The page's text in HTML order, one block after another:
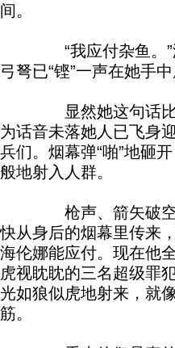
间。
“我应付杂鱼。”海
弓弩已“铿”一声在她手
显然她这句话比起
为话音未落她人已飞身
兵们。烟幕弹“啪”地砸
般地射入人群。
枪声、箭矢破空声
快从身后的烟幕里传来
海伦娜能应付。现在他
虎视眈眈的三名超级罪
光如狼似虎地射来，就
筋。